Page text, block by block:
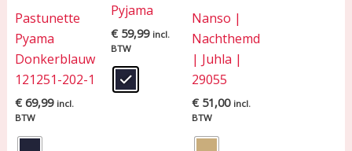
Pastunette
Pyama
Donkerblauw
121251-202-1
€69,99 incl.
BTW
Pyjama
€59,99 incl.
BTW
Nanso |
Nachthemd
| Juhla |
29055
€51,00 incl.
BTW